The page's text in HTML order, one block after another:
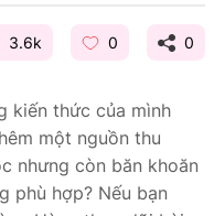
3.6k 0 0
kiến thức của mình
một nguồn thu
nhưng còn băn khoăn
phù hợp? Nếu bạn